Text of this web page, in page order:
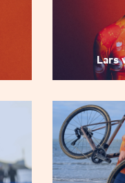
Lars